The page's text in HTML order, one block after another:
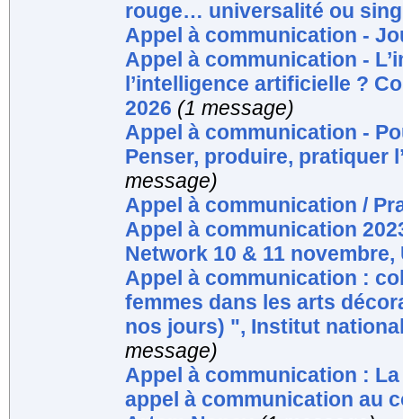
rouge… universalité ou
Appel à communication -
Appel à communication -
l’intelligence artificielle ?
2026 (1 message)
Appel à communication -
Penser, produire, pratiquer
message)
Appel à communication /
Appel à communication
Network 10 & 11
Appel à communication :
femmes dans les arts
nos jours) ", Institut
message)
Appel à communication :
appel à communication au